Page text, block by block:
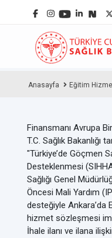
Anasayfa Eğitim
Finansmanı Avrupa
T.C. Sağlık Bakanlığı
"Türkiye’de Göçmen
Desteklenmesi
Sağlığı Genel
Öncesi Mali Yardım
desteğiyle Ankara’da
hizmet sözleşmesi
İhale ilanı ve ilana